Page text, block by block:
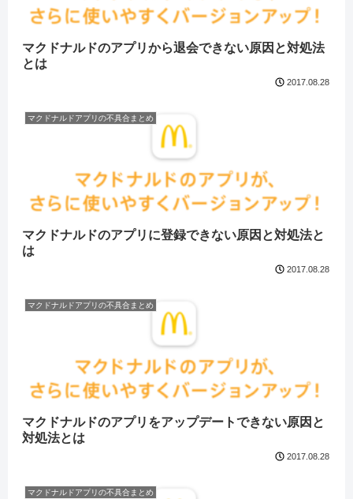
マクドナルドのアプリから退会できない原因と対処法
とは
2017.08.28
マクドナルドアプリの不具合まとめ
マクドナルドのアプリに登録できない原因と対処法と
は
2017.08.28
マクドナルドアプリの不具合まとめ
マクドナルドのアプリをアップデートできない原因と
対処法とは
2017.08.28
マクドナルドアプリの不具合まとめ